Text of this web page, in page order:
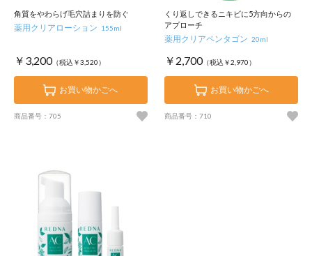
角質をやわらげ毛穴詰まりを防ぐ
薬用クリアローション 155ml
￥3,200（税込￥3,520）
お買い物かごへ
商品番号：705
くり返しできるニキビに5方向からの
アプローチ
薬用クリアペンタゴン 20ml
￥2,700（税込￥2,970）
お買い物かごへ
商品番号：710